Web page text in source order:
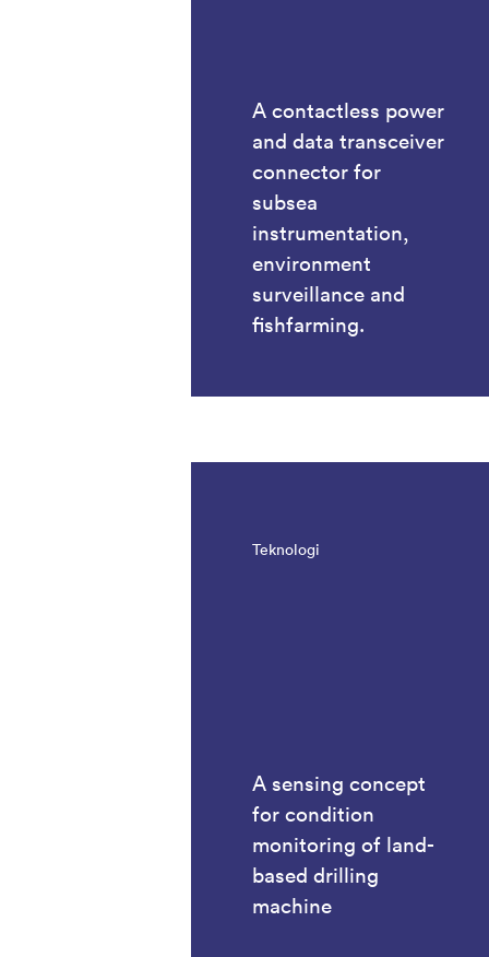
A contactless power
and data transceiver
connector for
subsea
instrumentation,
environment
surveillance and
fishfarming.
Teknologi
A sensing concept
for condition
monitoring of land-
based drilling
machine